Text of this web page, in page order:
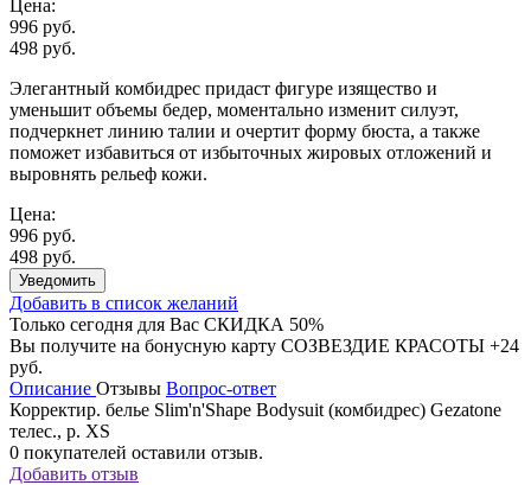
Цена:
996 руб.
498 руб.
Элегантный комбидрес придаст фигуре изящество и
уменьшит объемы бедер, моментально изменит силуэт,
подчеркнет линию талии и очертит форму бюста, а также
поможет избавиться от избыточных жировых отложений и
выровнять рельеф кожи.
Цена:
996 руб.
498 руб.
Уведомить
Добавить в список желаний
Только сегодня для Вас СКИДКА 50%
Вы получите на бонусную карту СОЗВЕЗДИЕ КРАСОТЫ +24
руб.
Описание Отзывы Вопрос-ответ
Корректир. белье Slim'n'Shape Bodysuit (комбидрес) Gezatone
телес., р. XS
0 покупателей оставили отзыв.
Добавить отзыв